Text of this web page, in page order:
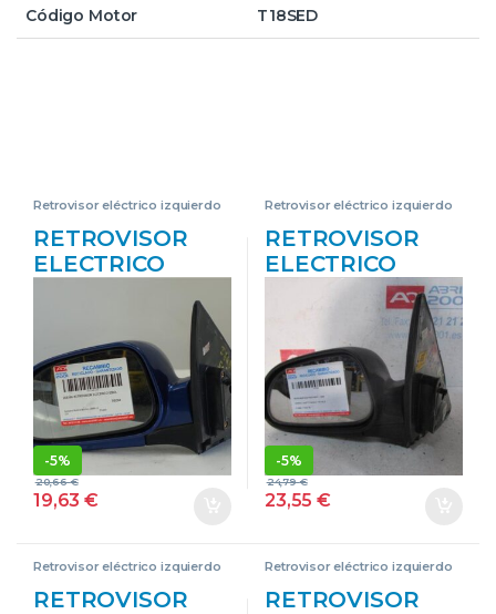
Código Motor T18SED
Retrovisor eléctrico izquierdo
RETROVISOR
ELECTRICO
BERLINA (2003-
>) 1.6 F16D3
AZUL ESPEJO
IZQUIERDO
-5%
19,63€
20,66€
Retrovisor eléctrico izquierdo
RETROVISOR
ELECTRICO
IZDO. DAEWOO
LACETTI (2004->)
1.6 CDX [1,6 LTR.
– 80 KW CAT]
F16D3 NEGRO
ESPEJO
IZQUIERDO
-5%
23,55€
24,79€
Retrovisor eléctrico izquierdo
RETROVISOR
Retrovisor eléctrico izquierdo
RETROVISOR